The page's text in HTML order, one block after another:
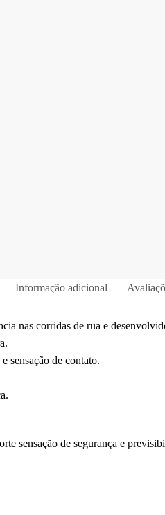
Informação adicional
nas corridas de rua e
sensação de contato.
sensação de segurança e